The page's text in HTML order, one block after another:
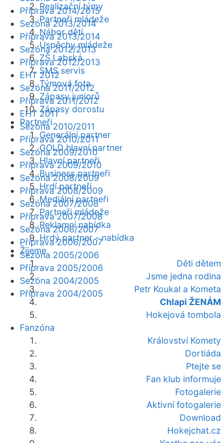
Realizační týmy
Partneři mládeže
Nábor dětí
Úspěchy mládeže
ZŠ Labská
SMS servis
Týmová fota
Zápasy juniorů
Zápasy dorostu
Partneři
Generální partner
GOLD hlavní partner
Hlavní partneři
Business partneři
Hrdí partneři
Mediální partneři
Partneři mládeže
Reklamní nabídka
Hrdý partner - nabídka
Žijeme
Děti dětem
Jsme jedna rodina
Petr Koukal a Kometa
Chlapi ŽENÁM
Hokejová tombola
Fanzóna
Království Komety
Dortiáda
Ptejte se
Fan klub informuje
Fotogalerie
Aktivní fotogalerie
Download
Hokejchat.cz
Příprava 2014/2015
Sezóna 2013/2014
Příprava 2013/2014
Sezóna 2012/2013
Příprava 2012/2013
EHT 2012
Sezóna 2011/2012
Příprava 2011/2012
EHT 2011
Sezóna 2010/2011
Příprava 2010/2011
Sezóna 2009/2010
Příprava 2009/2010
Sezóna 2008/2009
Příprava 2008/2009
Sezóna 2007/2008
Příprava 2007/2008
Sezóna 2006/2007
Příprava 2006/2007
Sezóna 2005/2006
Příprava 2005/2006
Sezóna 2004/2005
Příprava 2004/2005